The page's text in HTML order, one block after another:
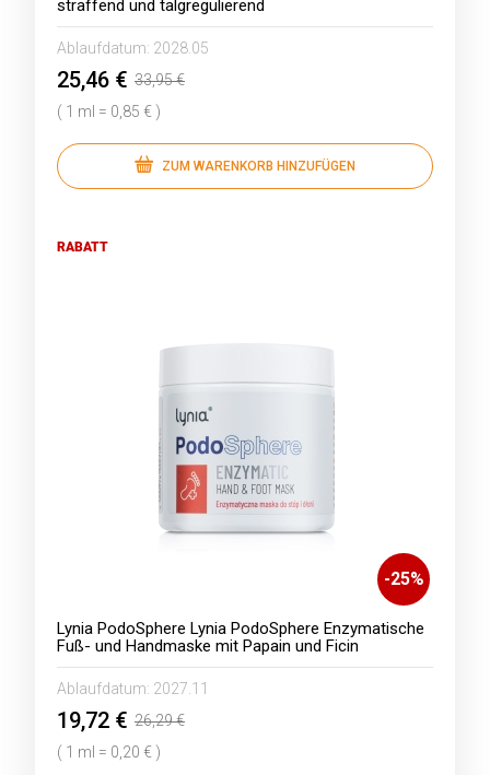
straffend und talgregulierend
Ablaufdatum: 2028.05
25,46 € 33,95 €
( 1 ml = 0,85 € )
ZUM WARENKORB HINZUFÜGEN
-25%
Lynia PodoSphere Lynia PodoSphere Enzymatische
Fuß- und Handmaske mit Papain und Ficin
Ablaufdatum: 2027.11
19,72 € 26,29 €
( 1 ml = 0,20 € )
RABATT